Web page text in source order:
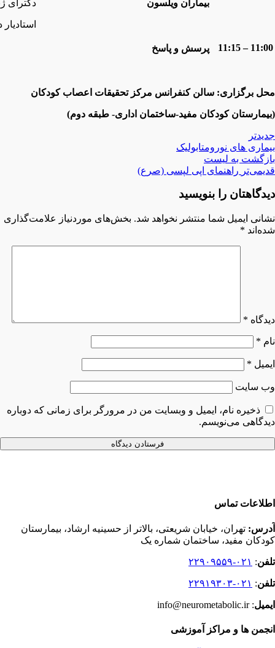
بیماران ویلسون دکترای
11:00 – 11:15 پرسش و پاسخ
محل برگزاری: سالن کنفرانس مرکز تحقیقات اعصاب کودکان
(بیمارستان کودکان مفید-ساختمان اداری- طبقه دوم)
جدیدتر
بیماری های نورومتابولیک
بازگشت بە لیست
قدیمی‌تر راهنمای اپی لپسی (صرع)
دیدگاهتان را بنویسید
نشانی ایمیل شما منتشر نخواهد شد. بخش‌های موردنیاز علامت‌گذاری
شده‌اند *
دیدگاه *
نام *
ایمیل *
وب‌ سایت
ذخیره نام، ایمیل و وبسایت من در مرورگر برای زمانی که دوباره
دیدگاهی می‌نویسم.
اطلاعات تماس
آدرس: تهران، خیابان شریعتی، بالاتر از حسینیه ارشاد، بیمارستان
کودکان مفید، ساختمان شماره یک
تلفن: ۰۲۱-۲۲۹۰۹۵۵۹
تلفن: ۰۲۱-۲۲۹۱۹۳۰۳
ایمیل: info@neurometabolic.ir
انجمن ها و مراکز آموزشی